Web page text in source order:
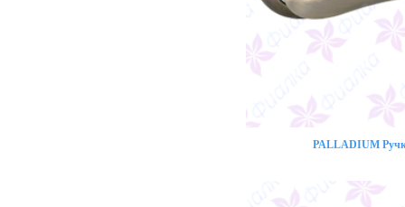
PALLADIUM